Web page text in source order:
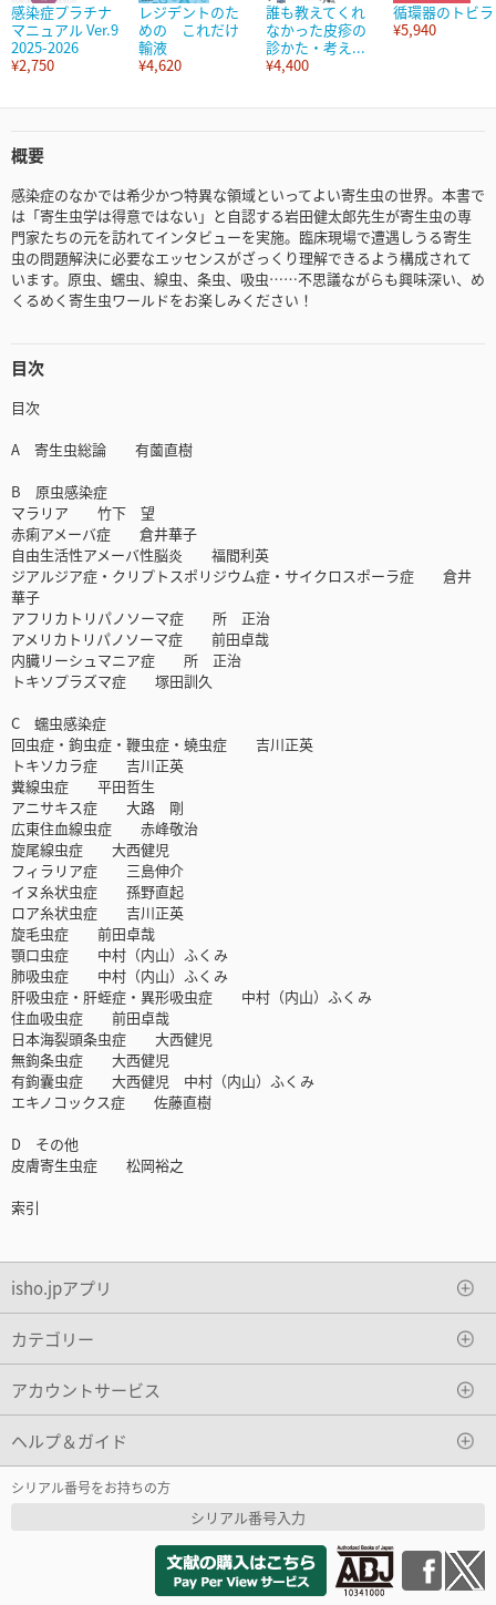
感染症プラチナ
マニュアル Ver.9
2025-2026
¥2,750
レジデントのた
めの これだけ
輸液
¥4,620
誰も教えてくれ
なかった皮疹の
診かた・考え...
¥4,400
循環器のトビラ
¥5,940
概要
感染症のなかでは希少かつ特異な領域といってよい寄生虫の世界。本書で
は「寄生虫学は得意ではない」と自認する岩田健太郎先生が寄生虫の専
門家たちの元を訪れてインタビューを実施。臨床現場で遭遇しうる寄生
虫の問題解決に必要なエッセンスがざっくり理解できるよう構成されて
います。原虫、蠕虫、線虫、条虫、吸虫……不思議ながらも興味深い、め
くるめく寄生虫ワールドをお楽しみください！
目次
目次
A 寄生虫総論 有薗直樹
B 原虫感染症
マラリア 竹下 望
赤痢アメーバ症 倉井華子
自由生活性アメーバ性脳炎 福間利英
ジアルジア症・クリプトスポリジウム症・サイクロスポーラ症 倉井
華子
アフリカトリパノソーマ症 所 正治
アメリカトリパノソーマ症 前田卓哉
内臓リーシュマニア症 所 正治
トキソプラズマ症 塚田訓久
C 蠕虫感染症
回虫症・鉤虫症・鞭虫症・蟯虫症 吉川正英
トキソカラ症 吉川正英
糞線虫症 平田哲生
アニサキス症 大路 剛
広東住血線虫症 赤峰敬治
旋尾線虫症 大西健児
フィラリア症 三島伸介
イヌ糸状虫症 孫野直起
ロア糸状虫症 吉川正英
旋毛虫症 前田卓哉
顎口虫症 中村（内山）ふくみ
肺吸虫症 中村（内山）ふくみ
肝吸虫症・肝蛭症・異形吸虫症 中村（内山）ふくみ
住血吸虫症 前田卓哉
日本海裂頭条虫症 大西健児
無鉤条虫症 大西健児
有鉤囊虫症 大西健児 中村（内山）ふくみ
エキノコックス症 佐藤直樹
D その他
皮膚寄生虫症 松岡裕之
索引
isho.jpアプリ
カテゴリー
アカウントサービス
ヘルプ＆ガイド
シリアル番号をお持ちの方
シリアル番号入力